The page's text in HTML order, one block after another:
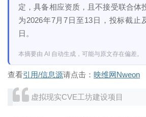
定，具备相应资质，且不接受联合体
为2026年7月7日至13日，投标截止
日。
本摘要由 AI 自动生成，可能与原文存在偏差。
查看引用/信息源请点击： 映维网Nweon
虚拟现实CVE工坊建设项目